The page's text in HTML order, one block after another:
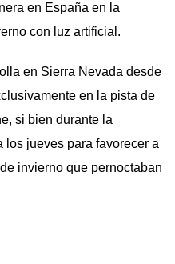
en España en la
con luz artificial.
en Sierra Nevada desde
en la pista de
si bien durante la
los jueves para favorecer a
invierno que pernoctaban